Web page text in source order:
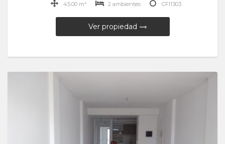
45.00 m² 2 ambientes CFI1303
Ver propiedad